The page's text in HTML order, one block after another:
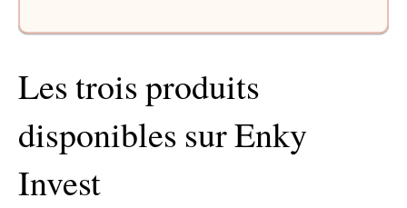
Les trois produits
disponibles sur Enky
Invest